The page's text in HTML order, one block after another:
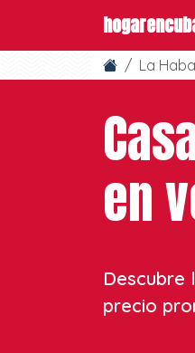
La
en
Descubre
precio